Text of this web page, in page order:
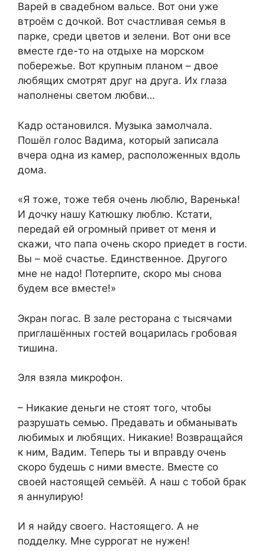
Варей в свадебном вальсе. Вот они уже
втроём с дочкой. Вот счастливая семья в
парке, среди цветов и зелени. Вот они все
вместе где-то на отдыхе на морском
побережье. Вот крупным планом – двое
любящих смотрят друг на друга. Их глаза
наполнены светом любви…
Кадр остановился. Музыка замолчала.
Пошёл голос Вадима, который записала
вчера одна из камер, расположенных вдоль
дома.
«Я тоже, тоже тебя очень люблю, Варенька!
И дочку нашу Катюшку люблю. Кстати,
передай ей огромный привет от меня и
скажи, что папа очень скоро приедет в гости.
Вы – моё счастье. Единственное. Другого
мне не надо! Потерпите, скоро мы снова
будем все вместе!»
Экран погас. В зале ресторана с тысячами
приглашённых гостей воцарилась гробовая
тишина.
Эля взяла микрофон.
– Никакие деньги не стоят того, чтобы
разрушать семью. Предавать и обманывать
любимых и любящих. Никакие! Возвращайся
к ним, Вадим. Теперь ты и вправду очень
скоро будешь с ними вместе. Вместе со
своей настоящей семьёй. А наш с тобой брак
я аннулирую!
И я найду своего. Настоящего. А не
подделку. Мне суррогат не нужен!